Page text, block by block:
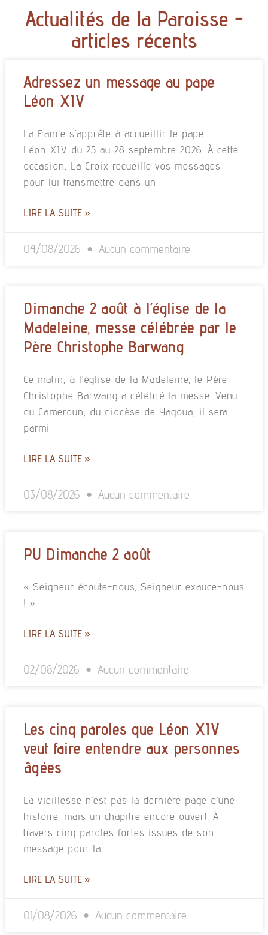
Actualités de la Paroisse -
articles récents
Adressez un message au pape
Léon XIV
La France s’apprête à accueillir le pape
Léon XIV du 25 au 28 septembre 2026. À cette
occasion, La Croix recueille vos messages
pour lui transmettre dans un
LIRE LA SUITE »
04/08/2026 Aucun commentaire
Dimanche 2 août à l’église de la
Madeleine, messe célébrée par le
Père Christophe Barwang
Ce matin, à l’église de la Madeleine, le Père
Christophe Barwang a célébré la messe. Venu
du Cameroun, du diocèse de Yagoua, il sera
parmi
LIRE LA SUITE »
03/08/2026 Aucun commentaire
PU Dimanche 2 août
« Seigneur écoute-nous, Seigneur exauce-nous
! »
LIRE LA SUITE »
02/08/2026 Aucun commentaire
Les cinq paroles que Léon XIV
veut faire entendre aux personnes
âgées
La vieillesse n’est pas la dernière page d’une
histoire, mais un chapitre encore ouvert. À
travers cinq paroles fortes issues de son
message pour la
LIRE LA SUITE »
01/08/2026 Aucun commentaire